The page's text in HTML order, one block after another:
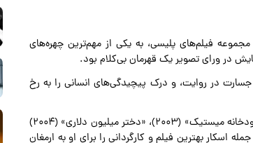
فیلم‌های پلیسی، به یکی از مهم‌ترین چهره‌های
در ورای تصویر یک قهرمان بی‌کلام بود.
در روایت، و درک پیچیدگی‌های انسانی را به رخ
از آثار شاخص او در مقام کارگردان می‌توان به «نابخشوده» (۱۹۹۲)، «رودخانه میستیک» (۲۰۰۳)، «دختر میلیون دلاری» (۲۰۰۴)
متعددی از جمله اسکار بهترین فیلم و کارگردانی را برای او به ارمغان